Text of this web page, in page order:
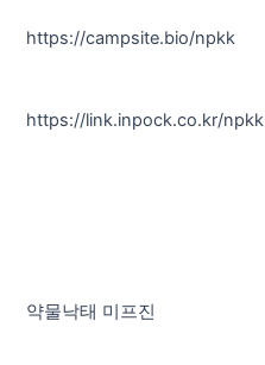
https://campsite.bio/npkk
https://link.inpock.co.kr/npkk
약물낙태 미프진